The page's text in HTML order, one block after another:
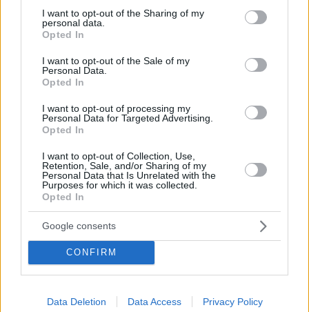
not limited to your visit or usage behaviour. You may click to
grant or deny consent to Google and its third-party tags to
use your data for below specified purposes in below Google
consent section.
I want to opt-out of the Sharing of my
personal data.
Opted In
I want to opt-out of the Sale of my
Personal Data.
Opted In
I want to opt-out of processing my
Personal Data for Targeted Advertising.
Opted In
I want to opt-out of Collection, Use,
Retention, Sale, and/or Sharing of my
Personal Data that Is Unrelated with the
Purposes for which it was collected.
Opted In
Google consents
CONFIRM
Data Deletion Data Access Privacy Policy
“Tarife können einen Nachteil darstellen, aber wir diskutieren
über andere Arten von Wirtschaftsabkommen, die dies
ausgleichen werden”, sagte er.
Möchten Sie weitere Neuigkeiten auf PM Orbán lesen?
Klicken SieHIER .
Lesen Sie auch:
Dieselbe alte Geschichte: “Halt!” – Orbán kritisiert die
Ungarn gearbeitet haben
diplomatie #ungarische regierung #ungarn
vereinigte staaten #viktor orban
Leave a Reply
Your email address will not be published.